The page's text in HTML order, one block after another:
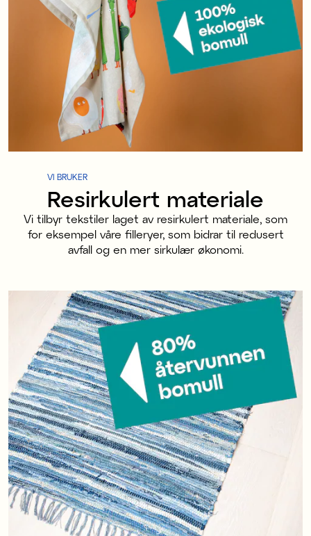
VI BRUKER
Resirkulert materiale
Vi tilbyr tekstiler laget av resirkulert materiale, som
for eksempel våre filleryer, som bidrar til redusert
avfall og en mer sirkulær økonomi.